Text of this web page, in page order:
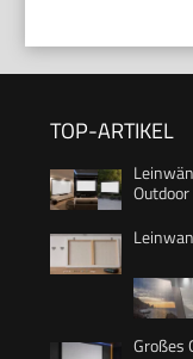
TOP-ARTIKEL
Outdoor
Großes